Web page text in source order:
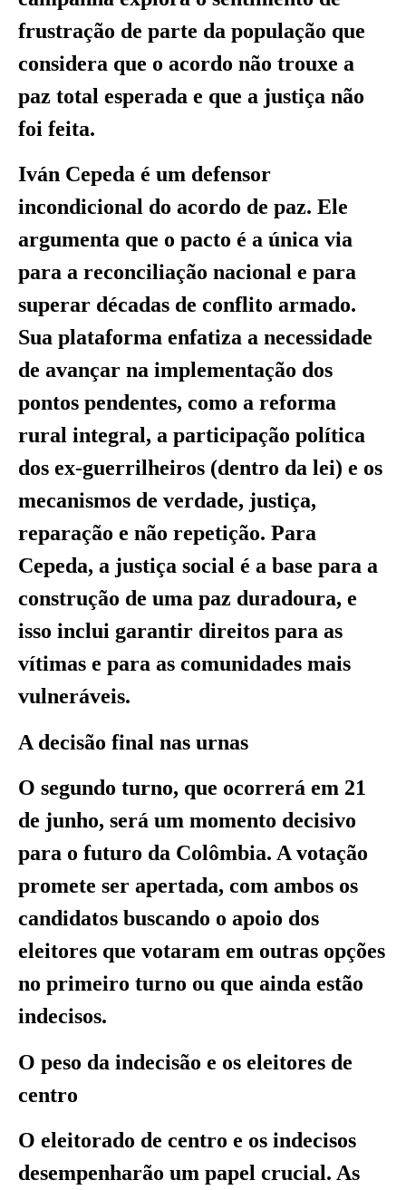
frustração de parte da população que
considera que o acordo não trouxe a
paz total esperada e que a justiça não
foi feita.
Iván Cepeda é um defensor
incondicional do acordo de paz. Ele
argumenta que o pacto é a única via
para a reconciliação nacional e para
superar décadas de conflito armado.
Sua plataforma enfatiza a necessidade
de avançar na implementação dos
pontos pendentes, como a reforma
rural integral, a participação política
dos ex-guerrilheiros (dentro da lei) e os
mecanismos de verdade, justiça,
reparação e não repetição. Para
Cepeda, a justiça social é a base para a
construção de uma paz duradoura, e
isso inclui garantir direitos para as
vítimas e para as comunidades mais
vulneráveis.
A decisão final nas urnas
O segundo turno, que ocorrerá em 21
de junho, será um momento decisivo
para o futuro da Colômbia. A votação
promete ser apertada, com ambos os
candidatos buscando o apoio dos
eleitores que votaram em outras opções
no primeiro turno ou que ainda estão
indecisos.
O peso da indecisão e os eleitores de
centro
O eleitorado de centro e os indecisos
desempenharão um papel crucial. As